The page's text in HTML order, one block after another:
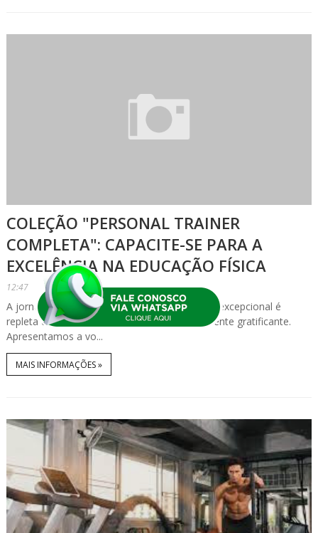
COLEÇÃO "PERSONAL TRAINER
COMPLETA": CAPACITE-SE PARA A
EXCELÊNCIA NA EDUCAÇÃO FÍSICA
12:47
A jornada para se tornar um Personal Trainer excepcional é
repleta de desafios, mas também é incrivelmente gratificante.
Apresentamos a vo...
MAIS INFORMAÇÕES »